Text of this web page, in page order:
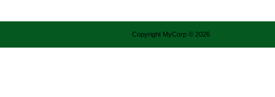
Copyright MyCorp © 2026